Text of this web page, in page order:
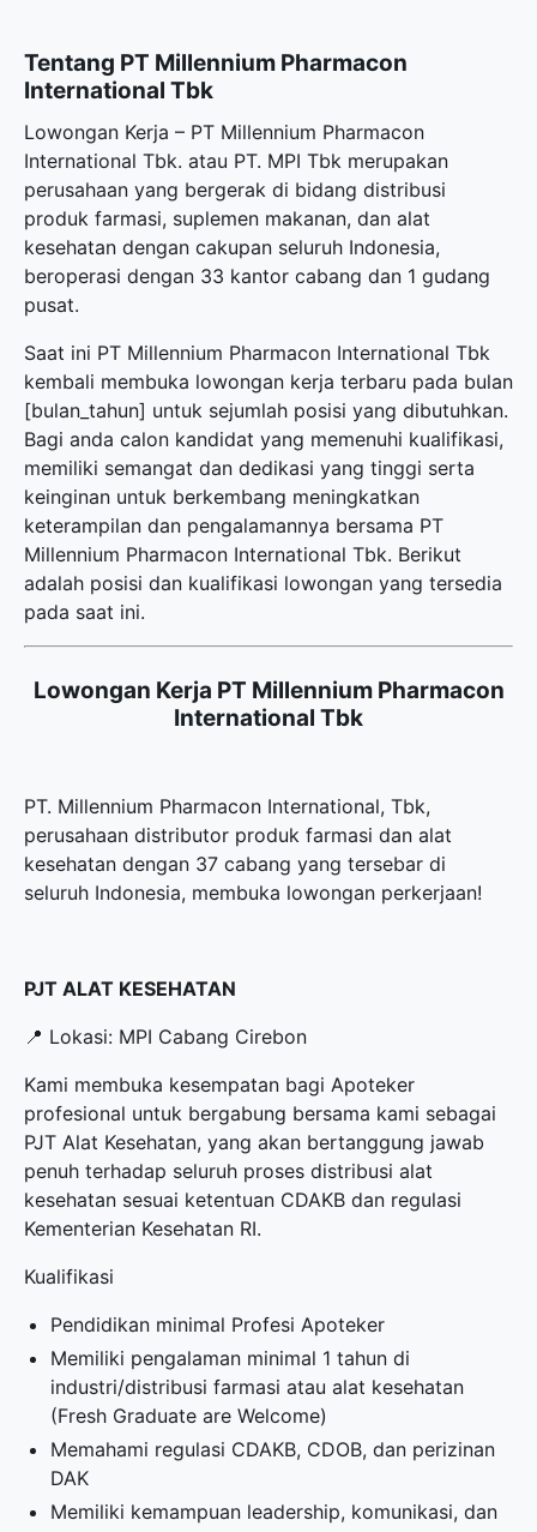
Tentang PT Millennium Pharmacon
International Tbk
Lowongan Kerja – PT Millennium Pharmacon
International Tbk. atau PT. MPI Tbk merupakan
perusahaan yang bergerak di bidang distribusi
produk farmasi, suplemen makanan, dan alat
kesehatan dengan cakupan seluruh Indonesia,
beroperasi dengan 33 kantor cabang dan 1 gudang
pusat.
Saat ini PT Millennium Pharmacon International Tbk
kembali membuka lowongan kerja terbaru pada bulan
[bulan_tahun] untuk sejumlah posisi yang dibutuhkan.
Bagi anda calon kandidat yang memenuhi kualifikasi,
memiliki semangat dan dedikasi yang tinggi serta
keinginan untuk berkembang meningkatkan
keterampilan dan pengalamannya bersama PT
Millennium Pharmacon International Tbk. Berikut
adalah posisi dan kualifikasi lowongan yang tersedia
pada saat ini.
Lowongan Kerja PT Millennium Pharmacon
International Tbk
PT. Millennium Pharmacon International, Tbk,
perusahaan distributor produk farmasi dan alat
kesehatan dengan 37 cabang yang tersebar di
seluruh Indonesia, membuka lowongan perkerjaan!
PJT ALAT KESEHATAN
📍 Lokasi: MPI Cabang Cirebon
Kami membuka kesempatan bagi Apoteker
profesional untuk bergabung bersama kami sebagai
PJT Alat Kesehatan, yang akan bertanggung jawab
penuh terhadap seluruh proses distribusi alat
kesehatan sesuai ketentuan CDAKB dan regulasi
Kementerian Kesehatan RI.
Kualifikasi
Pendidikan minimal Profesi Apoteker
Memiliki pengalaman minimal 1 tahun di
industri/distribusi farmasi atau alat kesehatan
(Fresh Graduate are Welcome)
Memahami regulasi CDAKB, CDOB, dan perizinan
DAK
Memiliki kemampuan leadership, komunikasi, dan